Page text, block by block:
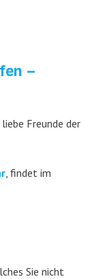
–
Freunde der
, findet im
Sie nicht